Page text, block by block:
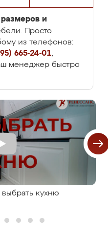
размеров и
Просто
из телефонов:
665-24-01,
менеджер быстро
кухню